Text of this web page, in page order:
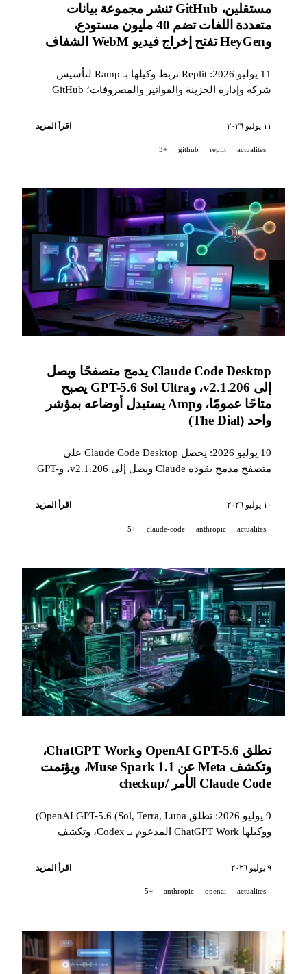
مستقلين، GitHub تنشر مجموعة بيانات
متعددة اللغات تضم 40 مليون مستودع،
وHeyGen تفتح إخراج فيديو WebM الشفاف
11 يوليو 2026: Replit تربط وكيلها بـ Ramp لتأسيس
شركة وإدارة الخزينة والفواتير والمصروفات؛ GitHub
مليون مستودع حول التوزيع اللغوي للبرمجيات؛
١١ يوليو ٢٠٢٦ اقرأ المزيد
actualites
replit
github
+3
Claude Code Desktop يدمج متصفحًا ويصل
إلى v2.1.206، وGPT-5.6 Sol Ultra يصبح
متاحًا عمومًا، وAmp يستبدل أوضاعه بمؤشر
واحد (The Dial)
10 يوليو 2026: يحصل Claude Code Desktop على
متصفح مدمج يقوده Claude ويصل إلى v2.1.206، وGPT-
غير متحقق منه بشكل مستقل، وAmp يستبدل أوضاعه
١٠ يوليو ٢٠٢٦ اقرأ المزيد
actualites
anthropic
claude-code
+5
تطلق OpenAI GPT-5.6 وChatGPT Work،
وتكشف Meta عن Muse Spark 1.1، ويؤتمت
Claude Code الأمر /checkup
9 يوليو 2026: تطلق OpenAI GPT-5.6 (Sol, Terra, Luna)
ووكيلها ChatGPT Work المدعوم بـ Codex، وتكشف
بها، كما يقدّم Claude Code v2.1.205 أمر الصيانة
٩ يوليو ٢٠٢٦ اقرأ المزيد
actualites
openai
anthropic
+5